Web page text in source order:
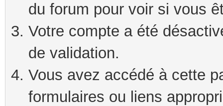
du forum pour voir si vous
Votre compte a été
de validation.
Vous avez accédé à cette
formulaires ou liens